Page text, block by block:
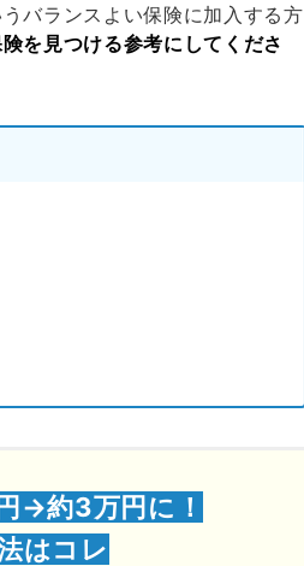
バランスよい保険に加入する方
を見つける参考にしてくださ
→約3万円に！
はコレ